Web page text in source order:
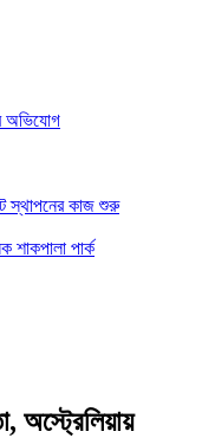
অভিযোগ
স্থাপনের কাজ শুরু
শাকপালা পার্ক
অস্ট্রেলিয়ায়